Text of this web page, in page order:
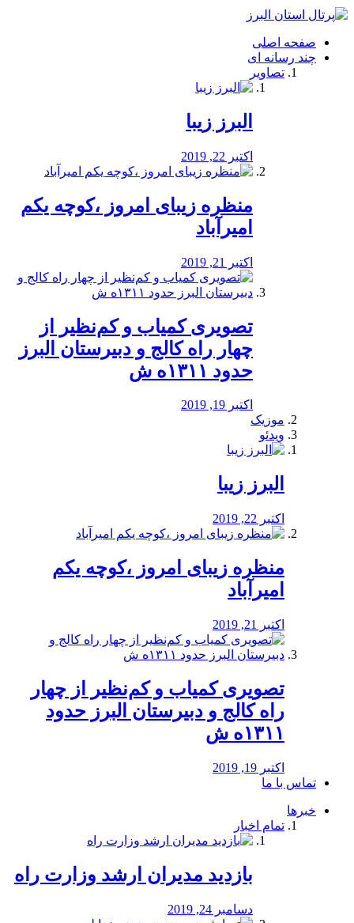
فصد
شرق
تهران
خشکشویی
صفحه اصلی
چند رسانه ای
تصاویر
البرز زیبا
اکتبر 22, 2019
منظره‌‌ زیبای امروز ،کوچه یکم
امیرآباد
اکتبر 21, 2019
️تصویری کمیاب و کم‌نظیر از
چهار راه كالج و دبيرستان البرز
حدود ۱۳۱۱ه ش
اکتبر 19, 2019
موزیک
ویدئو
البرز زیبا
اکتبر 22, 2019
منظره‌‌ زیبای امروز ،کوچه یکم
امیرآباد
اکتبر 21, 2019
️تصویری کمیاب و کم‌نظیر از چهار
راه كالج و دبيرستان البرز حدود
۱۳۱۱ه ش
اکتبر 19, 2019
تماس با ما
خبرها
تمام اخبار
بازدید مدیران ارشد وزارت راه
دسامبر 24, 2019